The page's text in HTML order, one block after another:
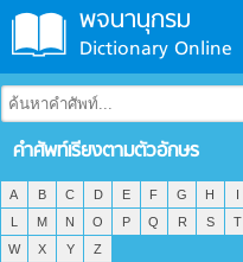
พจนานุกรม
Dictionary Online
คำศัพท์เรียงตามตัวอักษร
A B C D E F G H I
L
M N O P Q R S T
W
X Y Z